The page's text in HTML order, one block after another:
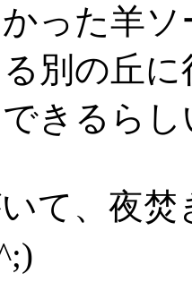
った羊
別の丘
きるらし
て、夜